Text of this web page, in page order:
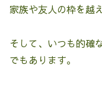
家族や友人の枠を越
そして、いつも的確
でもあります。